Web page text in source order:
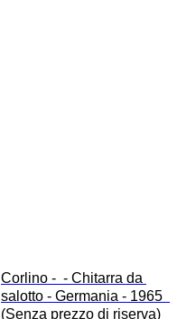
Corlino -  - Chitarra da
salotto - Germania - 1965
(Senza prezzo di riserva)